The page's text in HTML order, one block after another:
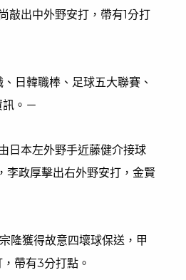
敲出中外野安打，帶有1分打
日韓職棒、足球五大聯賽、
。－
日本左外野手近藤健介接球
李政厚擊出右外野安打，金賢
隆獲得故意四壞球保送，甲
帶有3分打點。